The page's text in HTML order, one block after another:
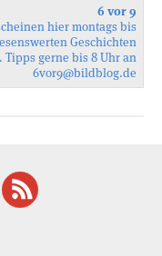
6 vor 9
hier montags bis
Geschichten
gerne bis 8 Uhr an
6vor9@bildblog.de